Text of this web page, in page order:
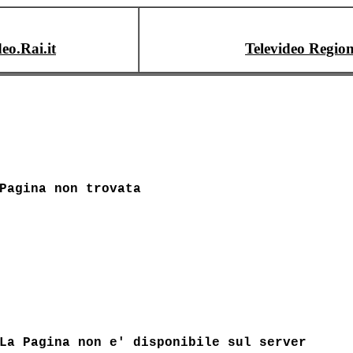
Televideo
Pagina non trovata
La Pagina non e' disponibile sul server